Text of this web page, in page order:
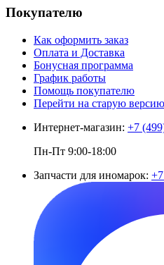
Покупателю
Как оформить заказ
Оплата и Доставка
Бонусная программа
График работы
Помощь покупателю
Перейти на старую версию
Интернет-магазин: +7
Пн-Пт 9:00-18:00
Запчасти для иномарок: